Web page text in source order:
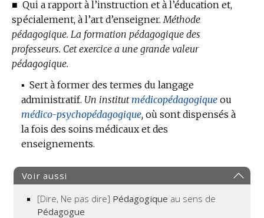
■ Qui a rapport à l’instruction et à l’éducation et,
spécialement, à l’art d’enseigner. Méthode
pédagogique. La formation pédagogique des
professeurs. Cet exercice a une grande valeur
pédagogique.
▪ Sert à former des termes du langage
administratif. Un institut médicopédagogique ou
médico-psychopédagogique, où sont dispensés à
la fois des soins médicaux et des
enseignements.
Voir aussi
[Dire, Ne pas dire] Pédagogique au sens de
Pédagogue